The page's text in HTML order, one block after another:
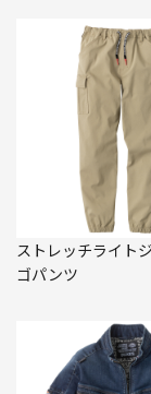
ストレッチライト
ゴパンツ